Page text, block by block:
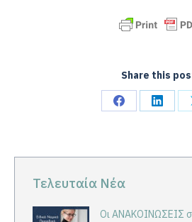
Share this
Share Share
Τελευταία Νέα
Οι ΑΝΑΚΟΙΝΩΣΕΙΣ